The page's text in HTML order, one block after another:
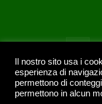
Il nostro sito usa i
esperienza di
permettono di
permettono in alcun